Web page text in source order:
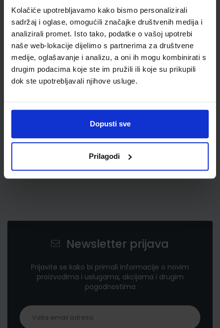
Kolačiće upotrebljavamo kako bismo personalizirali
sadržaj i oglase, omogućili značajke društvenih medija i
analizirali promet. Isto tako, podatke o vašoj upotrebi
naše web-lokacije dijelimo s partnerima za društvene
medije, oglašavanje i analizu, a oni ih mogu kombinirati s
drugim podacima koje ste im pružili ili koje su prikupili
dok ste upotrebljavali njihove usluge.
Dopusti sve
Prilagodi
8,50 €
Newsletter prijava
Prijavite se kako bi primali informacije o novim
proizvodima i uslugama, akcijama i drugim
pogodnostima